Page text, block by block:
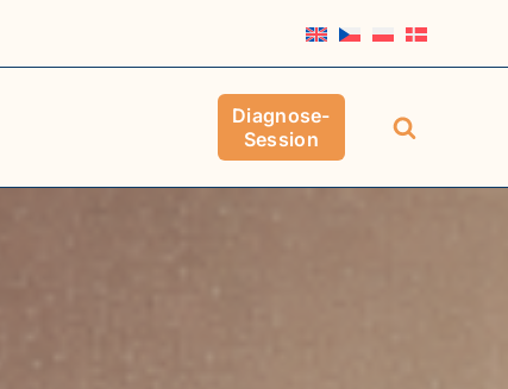
Diagnose-
Session